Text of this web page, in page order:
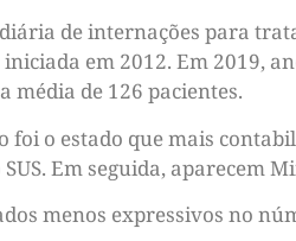
de internações para
em 2012. Em 2019,
média de 126 pacientes.
foi o estado que mais
SUS. Em seguida, aparecem
menos expressivos no